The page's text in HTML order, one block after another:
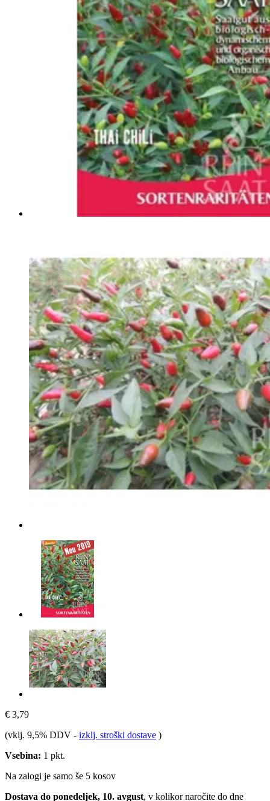
€ 3,79
(vklj. 9,5% DDV - izklj. stroški dostave )
Vsebina: 1 pkt.
Na zalogi je samo še 5 kosov
Dostava do ponedeljek, 10. avgust, v kolikor naročite do dne